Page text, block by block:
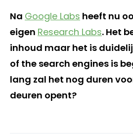
Na Google Labs heeft nu
eigen Research Labs. Het
inhoud maar het is
of the search engines is
lang zal het nog duren
deuren opent?